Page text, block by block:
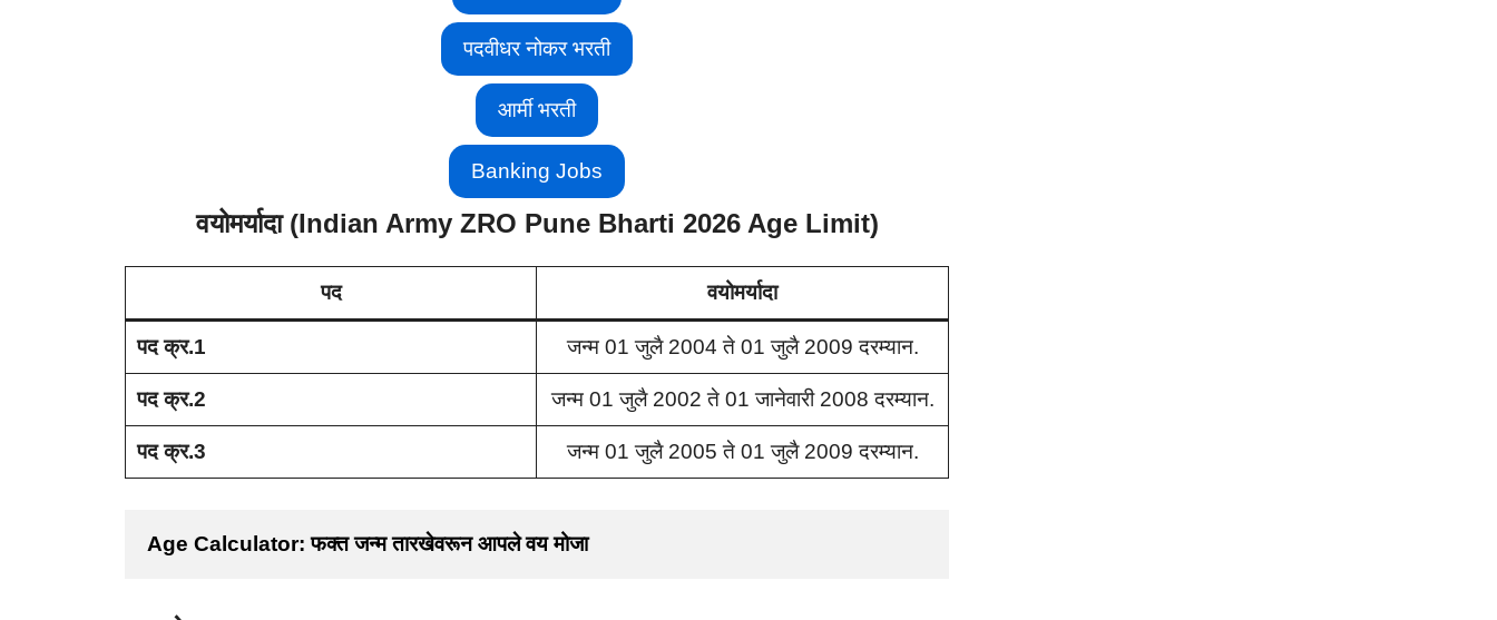
पदवीधर नोकर भरती
आर्मी भरती
Banking Jobs
वयोमर्यादा (Indian Army ZRO Pune Bharti 2026 Age Limit)
पद वयोमर्यादा
पद क्र.1 जन्म 01 जुलै 2004 ते 01 जुलै 2009 दरम्यान.
पद क्र.2 जन्म 01 जुलै 2002 ते 01 जानेवारी 2008 दरम्यान.
पद क्र.3 जन्म 01 जुलै 2005 ते 01 जुलै 2009 दरम्यान.
Age Calculator: फक्त जन्म तारखेवरून आपले वय मोजा